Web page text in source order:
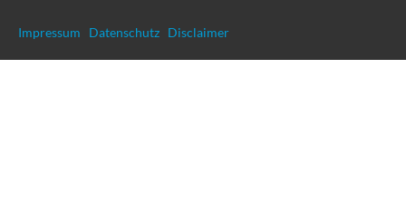
Impressum Datenschutz Disclaimer